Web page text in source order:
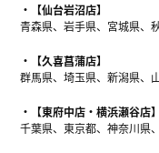
【仙台岩沼店】
青森県、岩手県、宮城県、
【久喜菖蒲店】
群馬県、埼玉県、新潟県、
【東府中店・横浜瀬谷店】
千葉県、東京都、神奈川県